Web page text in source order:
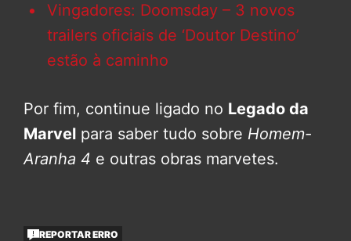
Vingadores: Doomsday – 3 novos
trailers oficiais de ‘Doutor Destino’
estão à caminho
Por fim, continue ligado no Legado da
Marvel para saber tudo sobre Homem-
Aranha 4 e outras obras marvetes.
REPORTAR ERRO